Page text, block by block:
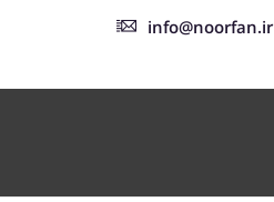
info@noorfan.ir